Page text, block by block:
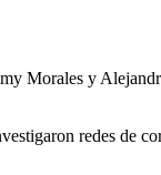
Morales y
redes de